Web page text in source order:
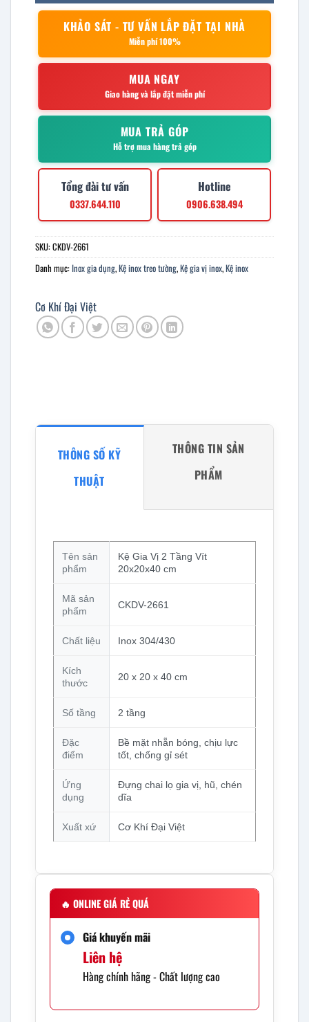
KHẢO SÁT - TƯ VẤN LẮP ĐẶT TẠI NHÀ
Miễn phí 100%
MUA NGAY
Giao hàng và lắp đặt miễn phí
MUA TRẢ GÓP
Hỗ trợ mua hàng trả góp
Tổng đài tư vấn
0337.644.110
Hotline
0906.638.494
SKU:CKDV-2661
Danh mục: Inox gia dụng,Kệ inox treo tường,Kệ gia vị inox,Kệ inox
Cơ Khí Đại Việt
THÔNG SỐ KỸ
THUẬT
THÔNG TIN SẢN
PHẨM
Tên sản
phẩm
Kệ Gia Vị 2 Tầng Vít
20x20x40 cm
Mã sản
phẩm
CKDV-2661
Chất liệu Inox 304/430
Kích
thước
20 x 20 x 40 cm
Số tầng 2 tầng
Đặc
điểm
Bề mặt nhẵn bóng, chịu lực
tốt, chống gỉ sét
Ứng
dụng
Đựng chai lọ gia vị, hũ, chén
dĩa
Xuất xứ Cơ Khí Đại Việt
🔥 ONLINE GIÁ RẺ QUÁ
Giá khuyến mãi
Liên hệ
Hàng chính hãng - Chất lượng cao